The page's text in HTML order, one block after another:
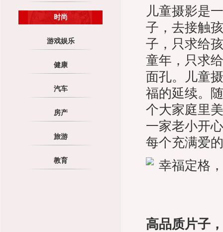
时尚
游戏娱乐
健康
汽车
房产
旅游
教育
儿童摄影是
子，去接触
子，只求给
童年，只求
面孔。儿童
福的延续。
个大家庭里
一家老小开
每个充满爱
高品质片子